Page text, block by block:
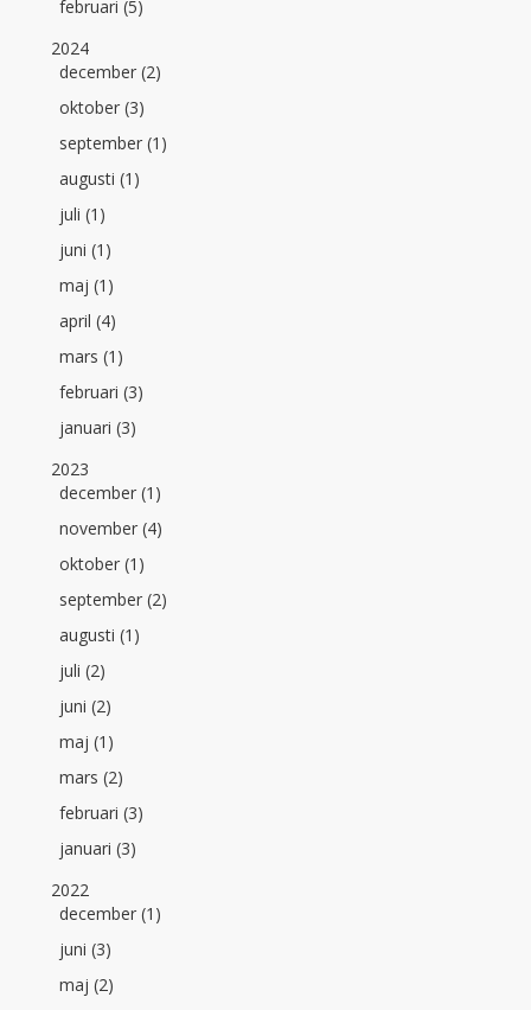
februari (5)
2024
december (2)
oktober (3)
september (1)
augusti (1)
juli (1)
juni (1)
maj (1)
april (4)
mars (1)
februari (3)
januari (3)
2023
december (1)
november (4)
oktober (1)
september (2)
augusti (1)
juli (2)
juni (2)
maj (1)
mars (2)
februari (3)
januari (3)
2022
december (1)
juni (3)
maj (2)